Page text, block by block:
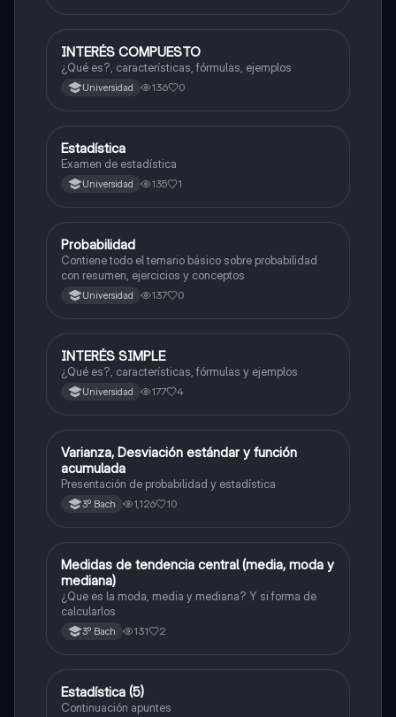
Probabilidad y estadística
INTERÉS COMPUESTO
¿Qué es?, características, fórmulas, ejemplos
Universidad 136 0
Probabilidad y estadística
Estadística
Examen de estadística
Universidad 135 1
Probabilidad y estadística
Probabilidad
Contiene todo el temario básico sobre probabilidad
con resumen, ejercicios y conceptos
Universidad 137 0
Probabilidad y estadística
INTERÉS SIMPLE
¿Qué es?, características, fórmulas y ejemplos
Universidad 177 4
Probabilidad y estadística
Varianza, Desviación estándar y función
acumulada
Presentación de probabilidad y estadística
3º Bach 1,126 10
Probabilidad y estadística
Medidas de tendencia central (media, moda y
mediana)
¿Que es la moda, media y mediana? Y si forma de
calcularlos
3º Bach 131 2
Matemáticas
Estadística (5)
Continuación apuntes